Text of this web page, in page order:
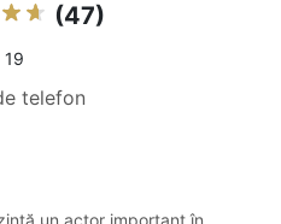
(47)
19
telefon
un actor important în